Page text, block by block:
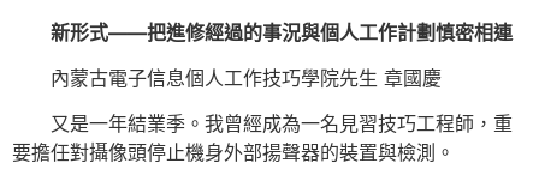
新形式——把進修經過的事況與個人工作計劃慎密相連
內蒙古電子信息個人工作技巧學院先生 章國慶
又是一年結業季。我曾經成為一名見習技巧工程師，重
要擔任對攝像頭停止機身外部揚聲器的裝置與檢測。